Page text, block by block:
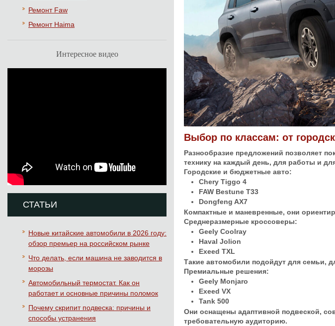
Ремонт Faw
Ремонт Haima
Интересное видео
СТАТЬИ
Новые китайские автомобили в 2026 году:
обзор премьер на российском рынке
Что делать, если машина не заводится в
морозы
Автомобильный термостат. Как он
работает и основные причины поломок
Почему скрипит подвеска: причины и
способы устранения
Выбор по классам: от
Разнообразие предложений позволяет
технику на каждый день, для работы и
Городские и бюджетные авто:
Chery Tiggo 4
FAW Bestune T33
Dongfeng AX7
Компактные и маневренные, они
Среднеразмерные кроссоверы:
Geely Coolray
Haval Jolion
Exeed TXL
Такие автомобили подойдут для семьи,
Премиальные решения:
Geely Monjaro
Exeed VX
Tank 500
Они оснащены адаптивной подвеской,
требовательную аудиторию.